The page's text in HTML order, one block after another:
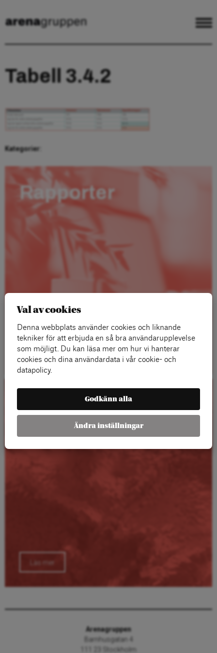
Tabell 3.4.2
Kategorier:
Rapporter
Läs mer
Kalender
Läs mer
Arenagruppen
Barnhusgatan 4
111 23 Stockholm
Val av cookies
Denna webbplats använder cookies och liknande
tekniker för att erbjuda en så bra användarupplevelse
som möjligt. Du kan läsa mer om hur vi hanterar
cookies och dina användardata i vår cookie- och
datapolicy.
Godkänn alla
Ändra inställningar